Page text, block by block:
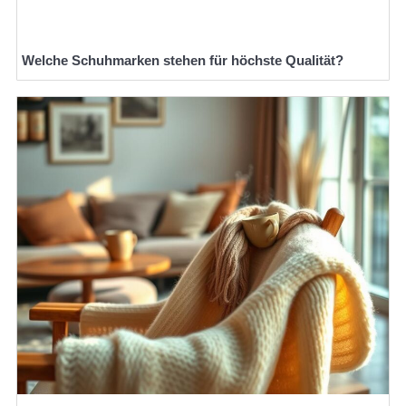
Welche Schuhmarken stehen für höchste Qualität?